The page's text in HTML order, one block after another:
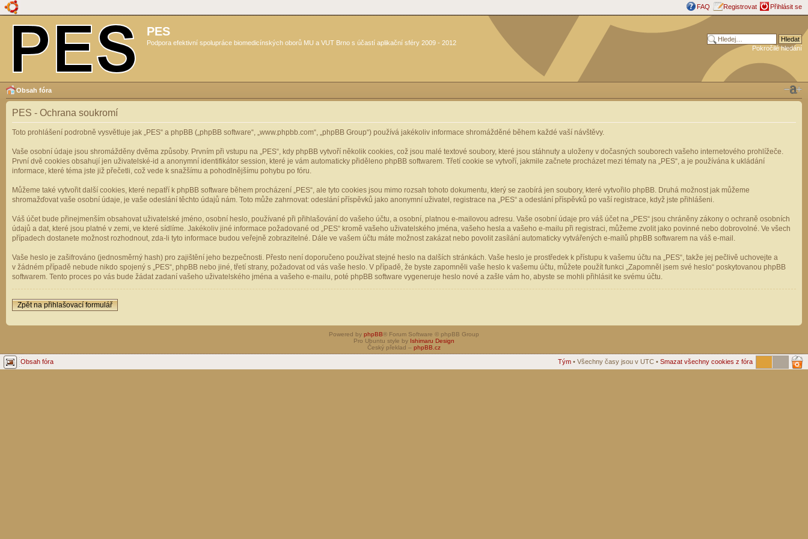
FAQ Registrovat Přihlásit se
PES
Podpora efektivní spolupráce biomedicínských oborů MU a VUT Brno s účastí aplikační sféry 2009 - 2012
Pokročilé hledání
Obsah fóra
PES - Ochrana soukromí
Toto prohlášení podrobně vysvětluje jak „PES“ a phpBB („phpBB software“, „www.phpbb.com“, „phpBB Group“) používá jakékoliv informace shromážděné během každé vaší návštěvy.
Vaše osobní údaje jsou shromážděny dvěma způsoby. Prvním při vstupu na „PES“, kdy phpBB vytvoří několik cookies, což jsou malé textové soubory, které jsou stáhnuty a uloženy v dočasných souborech vašeho internetového prohlížeče.
První dvě cookies obsahují jen uživatelské-id a anonymní identifikátor session, které je vám automaticky přiděleno phpBB softwarem. Třetí cookie se vytvoří, jakmile začnete procházet mezi tématy na „PES“, a je používána k ukládání
informace, které téma jste již přečetli, což vede k snažšímu a pohodlnějšímu pohybu po fóru.
Můžeme také vytvořit další cookies, které nepatří k phpBB software během procházení „PES“, ale tyto cookies jsou mimo rozsah tohoto dokumentu, který se zaobírá jen soubory, které vytvořilo phpBB. Druhá možnost jak můžeme
shromažďovat vaše osobní údaje, je vaše odeslání těchto údajů nám. Toto může zahrnovat: odeslání příspěvků jako anonymní uživatel, registrace na „PES“ a odeslání příspěvků po vaší registrace, když jste přihlášeni.
Váš účet bude přinejmenším obsahovat uživatelské jméno, osobní heslo, používané při přihlašování do vašeho účtu, a osobní, platnou e-mailovou adresu. Vaše osobní údaje pro váš účet na „PES“ jsou chráněny zákony o ochraně osobních
údajů a dat, které jsou platné v zemi, ve které sídlíme. Jakékoliv jiné informace požadované od „PES“ kromě vašeho uživatelského jména, vašeho hesla a vašeho e-mailu při registraci, můžeme zvolit jako povinné nebo dobrovolné. Ve všech
případech dostanete možnost rozhodnout, zda-li tyto informace budou veřejně zobrazitelné. Dále ve vašem účtu máte možnost zakázat nebo povolit zasílání automaticky vytvářených e-mailů phpBB softwarem na váš e-mail.
Vaše heslo je zašifrováno (jednosměrný hash) pro zajištění jeho bezpečnosti. Přesto není doporučeno používat stejné heslo na dalších stránkách. Vaše heslo je prostředek k přístupu k vašemu účtu na „PES“, takže jej pečlivě uchovejte a
v žádném případě nebude nikdo spojený s „PES“, phpBB nebo jiné, třetí strany, požadovat od vás vaše heslo. V případě, že byste zapomněli vaše heslo k vašemu účtu, můžete použít funkci „Zapomněl jsem své heslo“ poskytovanou phpBB
softwarem. Tento proces po vás bude žádat zadaní vašeho uživatelského jména a vašeho e-mailu, poté phpBB software vygeneruje heslo nové a zašle vám ho, abyste se mohli přihlásit ke svému účtu.
Zpět na přihlašovací formulář
Powered by phpBB® Forum Software © phpBB Group
Pro Ubuntu style by Ishimaru Design
Český překlad – phpBB.cz
Obsah fóra Tým • Všechny časy jsou v UTC • Smazat všechny cookies z fóra